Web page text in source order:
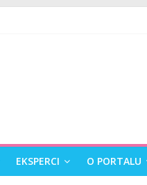
EKSPERCI O PORTALU